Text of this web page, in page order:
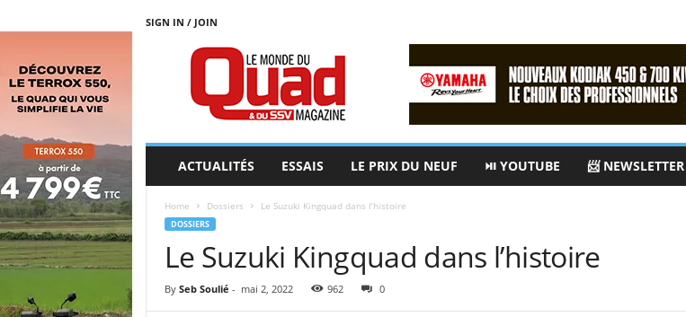
SIGN IN / JOIN
ACTUALITÉS ESSAIS LE PRIX DU NEUF ⏯ YOUTUBE 📨 NEWSLETTER
Home Dossiers Le Suzuki Kingquad dans l’histoire
DOSSIERS
Le Suzuki Kingquad dans l’histoire
By Seb Soulié - mai 2, 2022 962 0